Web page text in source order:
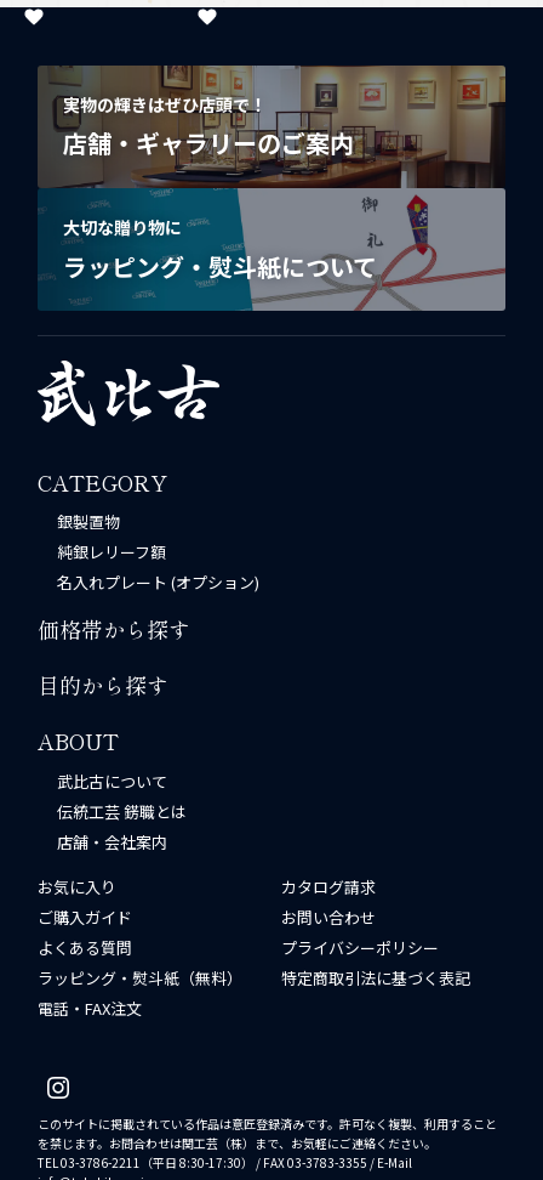
実物の輝きはぜひ店頭で！
店舗・ギャラリーのご案内
大切な贈り物に
ラッピング・熨斗紙について
CATEGORY
銀製置物
純銀レリーフ額
名入れプレート (オプション)
価格帯から探す
目的から探す
ABOUT
武比古について
伝統工芸 錺職とは
店舗・会社案内
お気に入り
ご購入ガイド
よくある質問
ラッピング・熨斗紙（無料）
電話・FAX注文
カタログ請求
お問い合わせ
プライバシーポリシー
特定商取引法に基づく表記
このサイトに掲載されている作品は意匠登録済みです。許可なく複製、利用すること
を禁じます。お問合わせは関工芸（株）まで、お気軽にご連絡ください。
TEL 03-3786-2211（平日 8:30-17:30） / FAX 03-3783-3355 / E-Mail